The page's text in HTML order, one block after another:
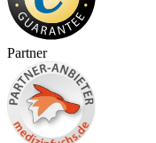
Partner